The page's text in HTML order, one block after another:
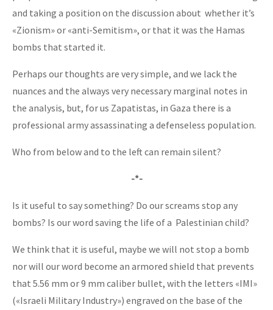
and taking a position on the discussion about whether it’s
«Zionism» or «anti-Semitism», or that it was the Hamas
bombs that started it.
Perhaps our thoughts are very simple, and we lack the
nuances and the always very necessary marginal notes in
the analysis, but, for us Zapatistas, in Gaza there is a
professional army assassinating a defenseless population.
Who from below and to the left can remain silent?
-*-
Is it useful to say something? Do our screams stop any
bombs? Is our word saving the life of a Palestinian child?
We think that it is useful, maybe we will not stop a bomb
nor will our word become an armored shield that prevents
that 5.56 mm or 9 mm caliber bullet, with the letters «IMI»
(«Israeli Military Industry») engraved on the base of the